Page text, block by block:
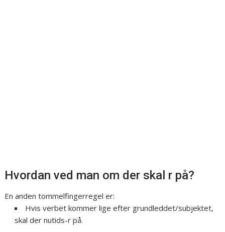
Hvordan ved man om der skal r på?
En anden tommelfingerregel er:
Hvis verbet kommer lige efter grundleddet/subjektet,
skal der nutids-r på.